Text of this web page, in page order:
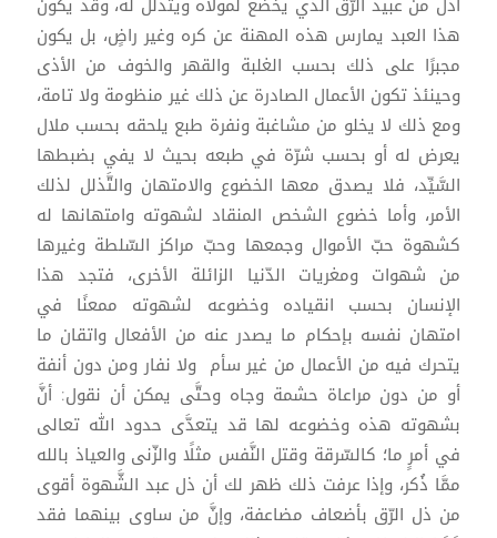
هذا العبد يمارس هذه المهنة عن كره وغير راضٍ، بل يكون
مجبرًا على ذلك بحسب الغلبة والقهر والخوف من الأذى
وحينئذ تكون الأعمال الصادرة عن ذلك غير منظومة ولا تامة،
ومع ذلك لا يخلو من مشاغبة ونفرة طبع يلحقه بحسب ملال
يعرض له أو بحسب شرّة في طبعه بحيث لا يفي بضبطها
السَّيِّد، فلا يصدق معها الخضوع والامتهان والتَّذلل لذلك
الأمر، وأما خضوع الشخص المنقاد لشهوته وامتهانها له
كشهوة حبّ الأموال وجمعها وحبّ مراكز السّلطة وغيرها
من شهوات ومغريات الدّنيا الزائلة الأخرى، فتجد هذا
الإنسان بحسب انقياده وخضوعه لشهوته ممعنًا في
امتهان نفسه بإحكام ما يصدر عنه من الأفعال واتقان ما
يتحرك فيه من الأعمال من غير سأم ولا نفار ومن دون أنفة
أو من دون مراعاة حشمة وجاه وحتَّى يمكن أن نقول: أنَّ
بشهوته هذه وخضوعه لها قد يتعدَّى حدود الله تعالى
في أمرٍ ما؛ كالسّرقة وقتل النَّفس مثلًا والزّنى والعياذ بالله
ممَّا ذُكر، وإذا عرفت ذلك ظهر لك أن ذل عبد الشَّهوة أقوى
من ذل الرّق بأضعاف مضاعفة، وإنَّ من ساوى بينهما فقد